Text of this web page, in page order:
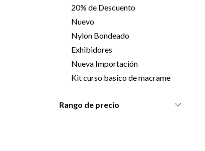
20% de Descuento
Nuevo
Nylon Bondeado
Exhibidores
Nueva Importación
Kit curso basico de macrame
Rango de precio